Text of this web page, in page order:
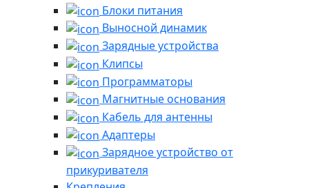
Блоки питания
Выносной динамик
Зарядные устройства
Клипсы
Программаторы
Магнитные основания
Кабель для антенны
Адаптеры
Зарядное устройство от
прикуривателя